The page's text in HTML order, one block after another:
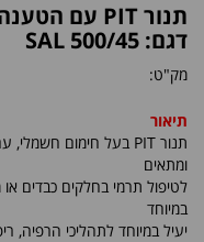
תנור PIT עם הטענה מלמעלה כולל סחרור אוויר
דגם: SAL 500/45
מק"ט:
תיאור
תנור PIT בעל חימום חשמלי,
ומתאים
לטיפול תרמי בחלקים כבדים
במיוחד
יעיל במיוחד לתהליכי הרפיה,